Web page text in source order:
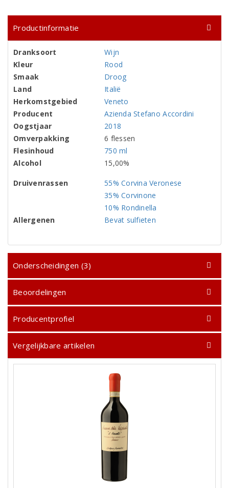
Productinformatie
Dranksoort
Wijn
Kleur
Rood
Smaak
Droog
Land
Italië
Herkomstgebied
Veneto
Producent
Azienda Stefano Accordini
Oogstjaar
2018
Omverpakking
6 flessen
Flesinhoud
750 ml
Alcohol
15,00%
Druivenrassen
55% Corvina Veronese
35% Corvinone
10% Rondinella
Allergenen
Bevat sulfieten
Onderscheidingen (3)
Beoordelingen
Producentprofiel
Vergelijkbare artikelen